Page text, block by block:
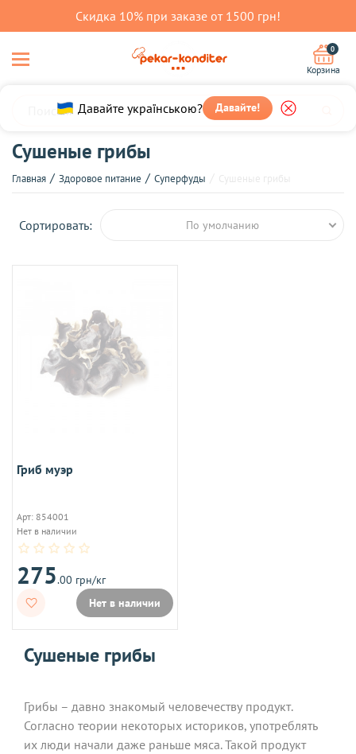
Скидка 10% при заказе от 1500 грн!
Давайте українською? Давайте!
0
Корзина
Сушеные грибы
Главная Здоровое питание Суперфуды
Сортировать: По умолчанию
Гриб муэр
Арт: 854001
Нет в наличии
275.00 грн/кг
Нет в наличии
Сушеные грибы
Грибы – давно знакомый человечеству продукт.
Согласно теории некоторых историков, употреблять
их люди начали даже раньше мяса. Такой продукт